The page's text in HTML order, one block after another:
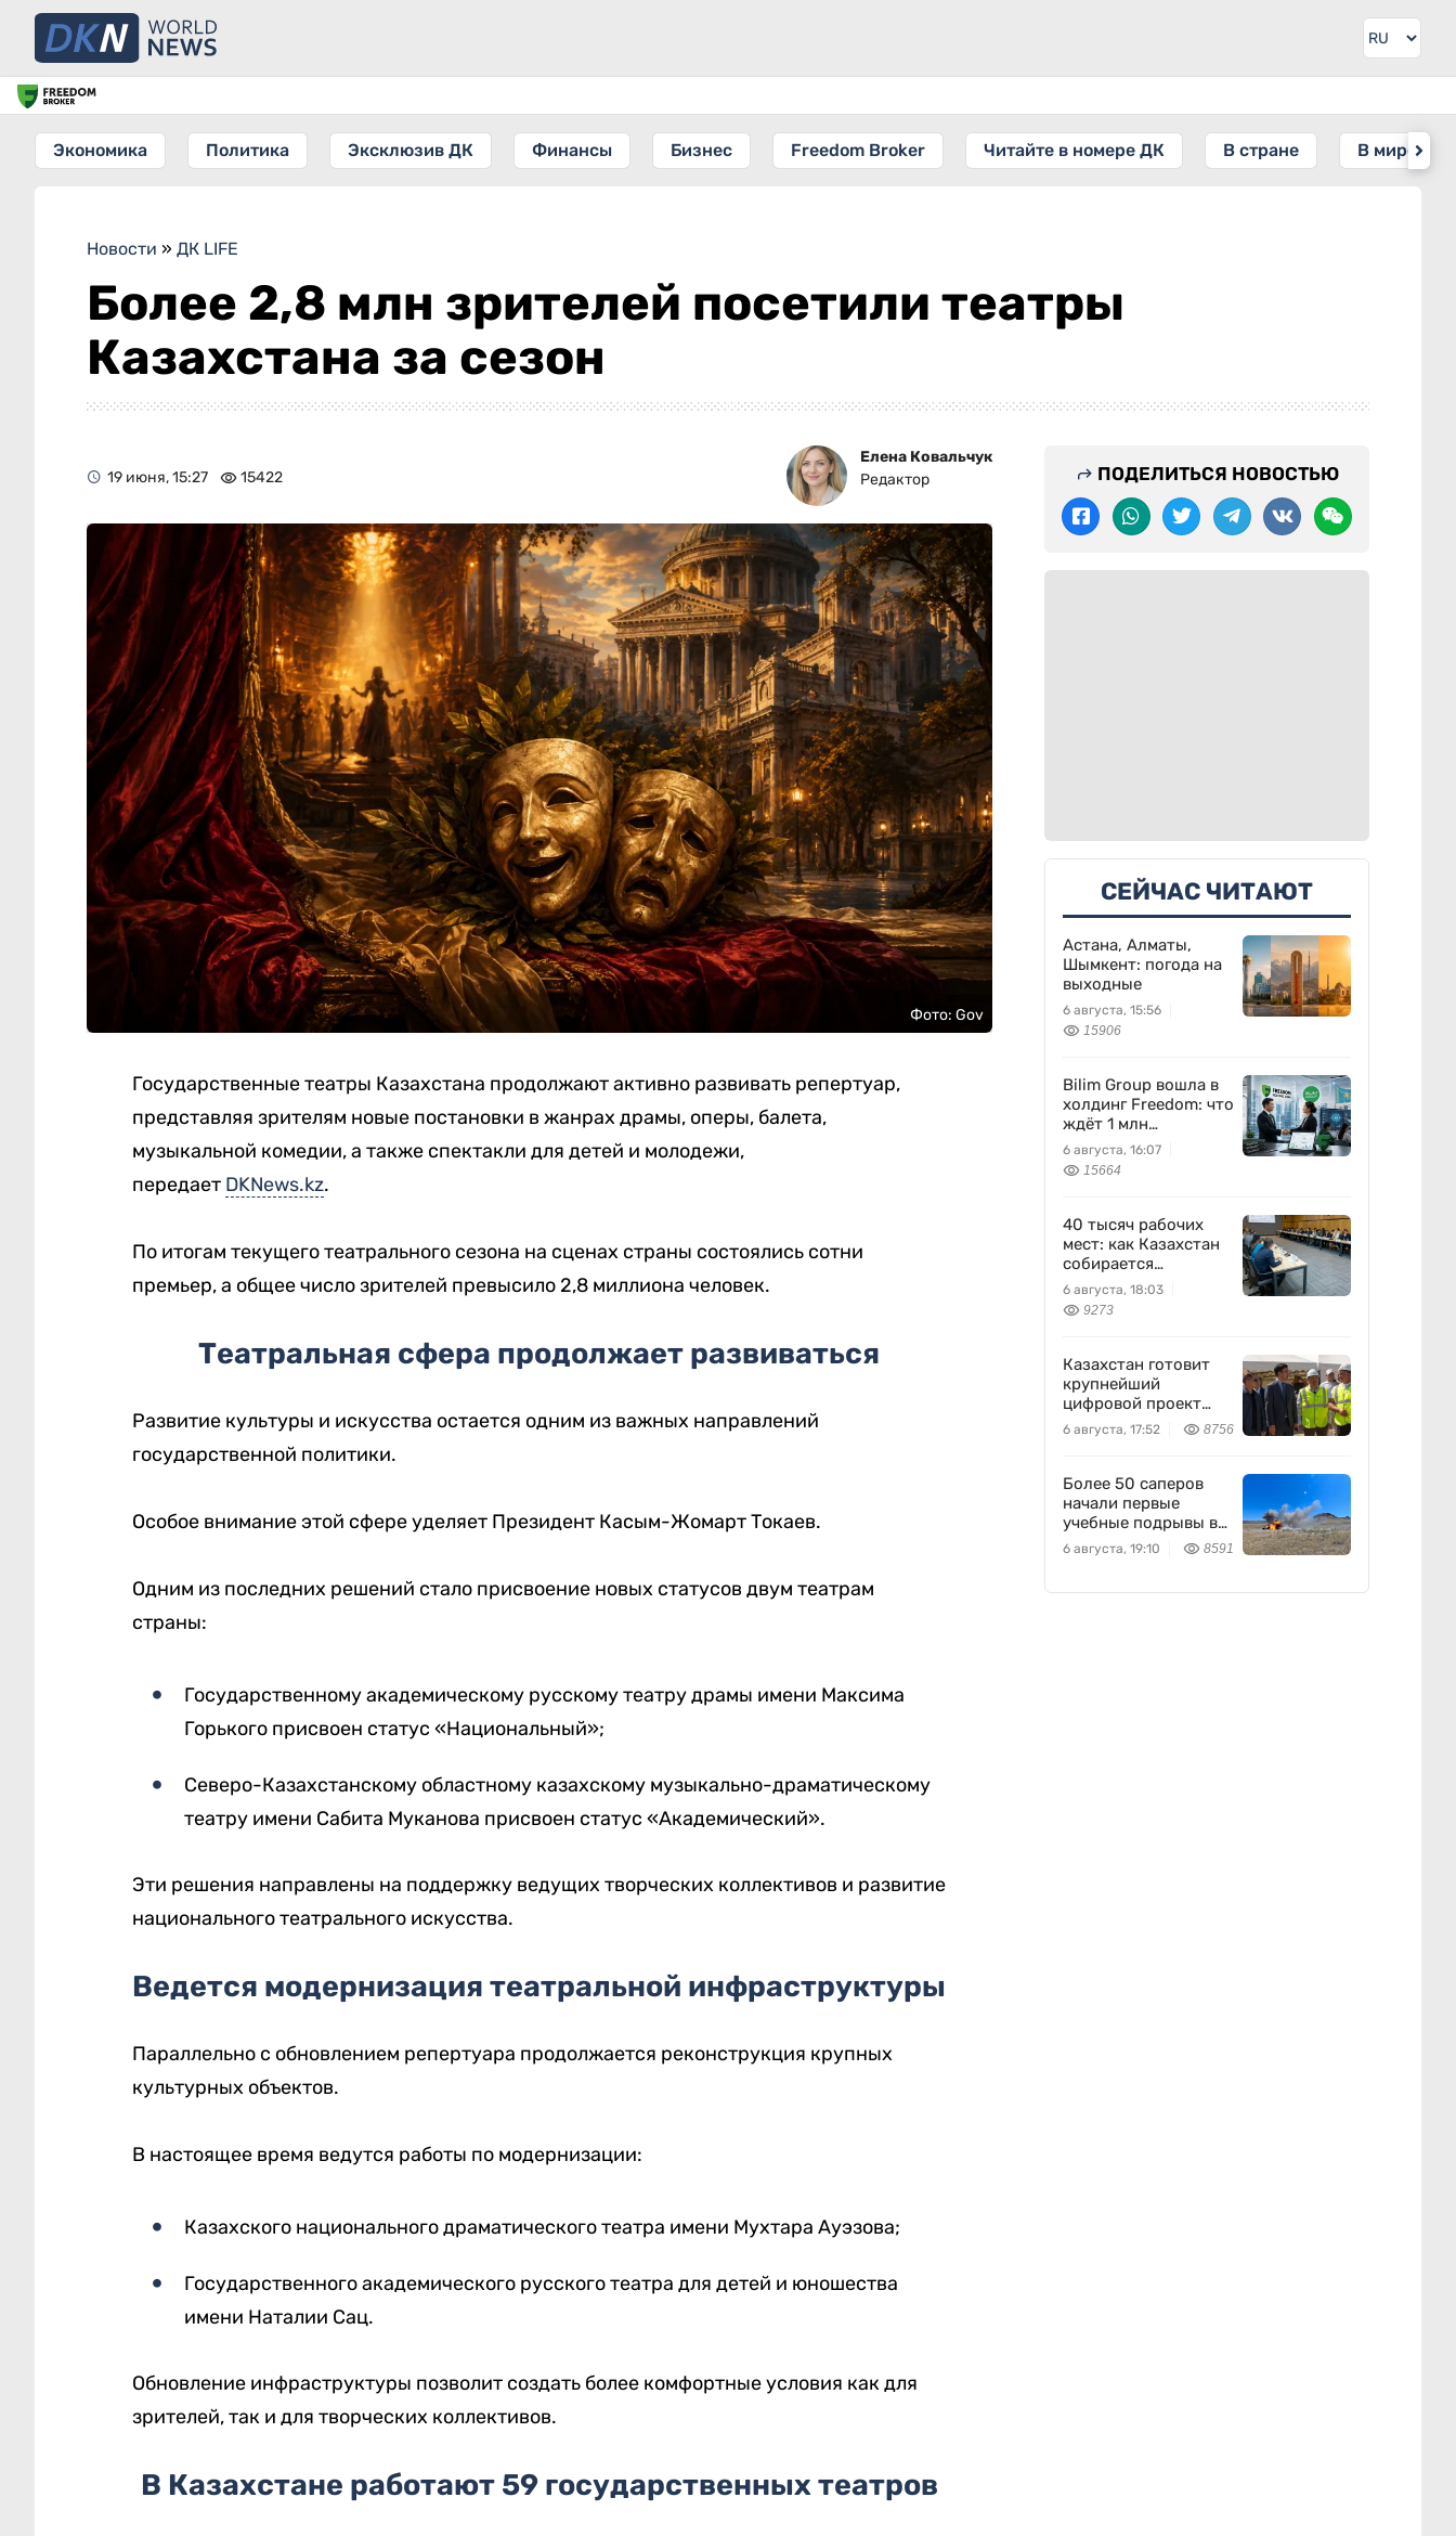
Экономика Политика Эксклюзив ДК Финансы Бизнес Freedom Broker Читайте в номере ДК В стране В мире
Новости » ДК LIFE
Более 2,8 млн зрителей посетили театры
Казахстана за сезон
19 июня, 15:27 15422
Елена Ковальчук
Редактор
Фото: Gov
Государственные театры Казахстана продолжают активно развивать репертуар,
представляя зрителям новые постановки в жанрах драмы, оперы, балета,
музыкальной комедии, а также спектакли для детей и молодежи,
передает DKNews.kz.
По итогам текущего театрального сезона на сценах страны состоялись сотни
премьер, а общее число зрителей превысило 2,8 миллиона человек.
Театральная сфера продолжает развиваться
Развитие культуры и искусства остается одним из важных направлений
государственной политики.
Особое внимание этой сфере уделяет Президент Касым-Жомарт Токаев.
Одним из последних решений стало присвоение новых статусов двум театрам
страны:
Государственному академическому русскому театру драмы имени Максима
Горького присвоен статус «Национальный»;
Северо-Казахстанскому областному казахскому музыкально-драматическому
театру имени Сабита Муканова присвоен статус «Академический».
Эти решения направлены на поддержку ведущих творческих коллективов и развитие
национального театрального искусства.
Ведется модернизация театральной инфраструктуры
Параллельно с обновлением репертуара продолжается реконструкция крупных
культурных объектов.
В настоящее время ведутся работы по модернизации:
Казахского национального драматического театра имени Мухтара Ауэзова;
Государственного академического русского театра для детей и юношества
имени Наталии Сац.
Обновление инфраструктуры позволит создать более комфортные условия как для
зрителей, так и для творческих коллективов.
В Казахстане работают 59 государственных театров
ПОДЕЛИТЬСЯ НОВОСТЬЮ
СЕЙЧАС ЧИТАЮТ
Астана, Алматы,
Шымкент: погода на
выходные
6 августа, 15:56
15906
Bilim Group вошла в
холдинг Freedom: что
ждёт 1 млн
пользователей
6 августа, 16:07
15664
40 тысяч рабочих
мест: как Казахстан
собирается
перезапустить
легкую
промышленность
6 августа, 18:03
9273
Казахстан готовит
крупнейший
цифровой проект
между Европой и
Китаем
6 августа, 17:52 8756
Более 50 саперов
начали первые
учебные подрывы в
Конаевском
гарнизоне
6 августа, 19:10 8591